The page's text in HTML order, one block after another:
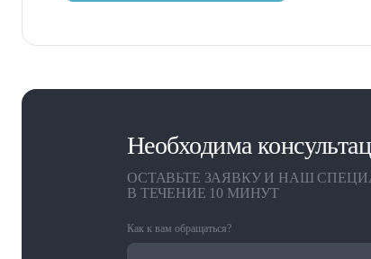
Необходима
ОСТАВЬТЕ ЗАЯВКУ И НАШ
В ТЕЧЕНИЕ 10 МИНУТ
Как к вам обращаться?